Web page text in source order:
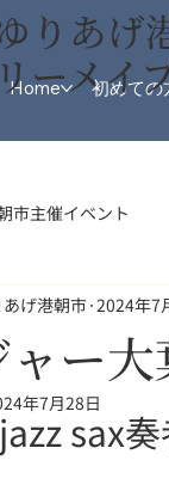
Home 初めての
りあげ
リーメイ
市主催イベント
フード・加工
ャー
あげ港朝市 2024年7
年7月28日
sax